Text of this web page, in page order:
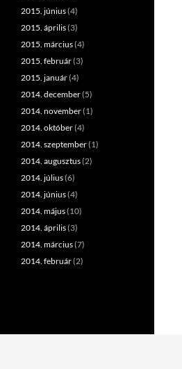
2015. június(4)
2015. április(3)
2015. március(4)
2015. február(3)
2015. január(4)
2014. december(5)
2014. november(1)
2014. október(4)
2014. szeptember(1)
2014. augusztus(2)
2014. július(6)
2014. június(4)
2014. május(10)
2014. április(3)
2014. március(7)
2014. február(2)